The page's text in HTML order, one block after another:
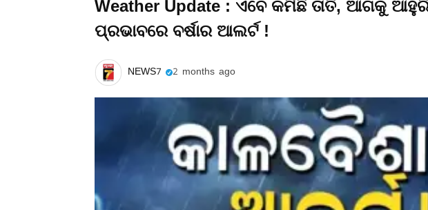
Weather Update : ଏବେ କମିଛି ତାତି, ଆଗକୁ ଆହୁରି
ପ୍ରଭାବରେ ବର୍ଷାର ଆଲର୍ଟ !
NEWS7 2 months ago